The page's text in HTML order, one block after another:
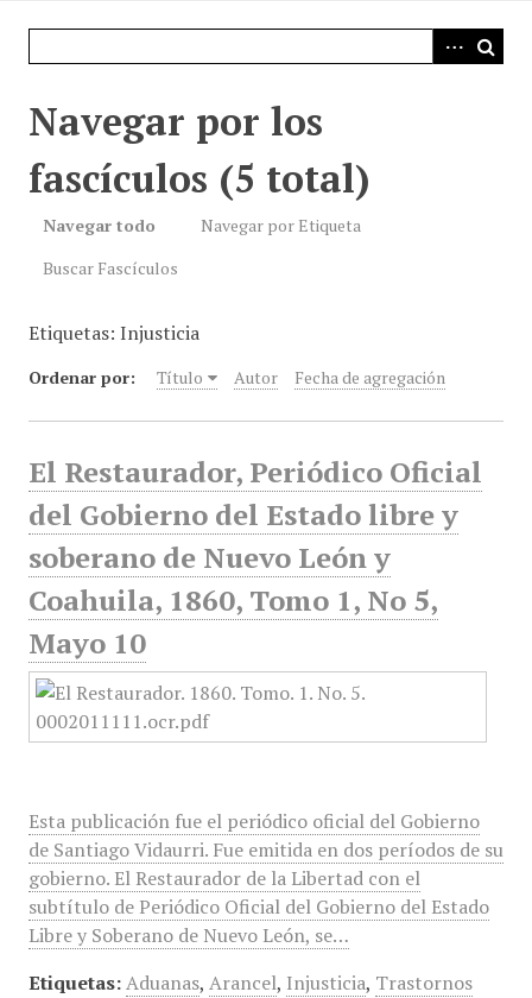
Navegar por los
fascículos (5 total)
Navegar todo
Navegar por Etiqueta
Buscar Fascículos
Etiquetas: Injusticia
Ordenar por: Título Autor Fecha de agregación
El Restaurador, Periódico Oficial
del Gobierno del Estado libre y
soberano de Nuevo León y
Coahuila, 1860, Tomo 1, No 5,
Mayo 10
Esta publicación fue el periódico oficial del Gobierno
de Santiago Vidaurri. Fue emitida en dos períodos de su
gobierno. El Restaurador de la Libertad con el
subtítulo de Periódico Oficial del Gobierno del Estado
Libre y Soberano de Nuevo León, se…
Etiquetas: Aduanas, Arancel, Injusticia, Trastornos